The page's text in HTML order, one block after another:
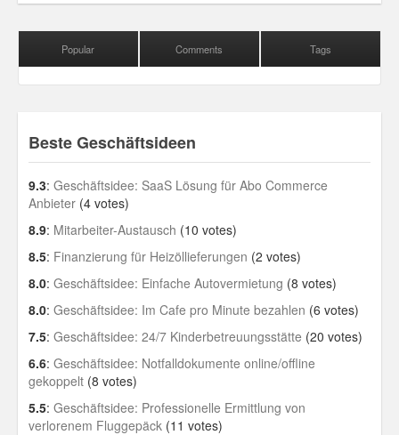
Popular Comments Tags
Beste Geschäftsideen
9.3: Geschäftsidee: SaaS Lösung für Abo Commerce
Anbieter (4 votes)
8.9: Mitarbeiter-Austausch (10 votes)
8.5: Finanzierung für Heizöllieferungen (2 votes)
8.0: Geschäftsidee: Einfache Autovermietung (8 votes)
8.0: Geschäftsidee: Im Cafe pro Minute bezahlen (6 votes)
7.5: Geschäftsidee: 24/7 Kinderbetreuungsstätte (20 votes)
6.6: Geschäftsidee: Notfalldokumente online/offline
gekoppelt (8 votes)
5.5: Geschäftsidee: Professionelle Ermittlung von
verlorenem Fluggepäck (11 votes)